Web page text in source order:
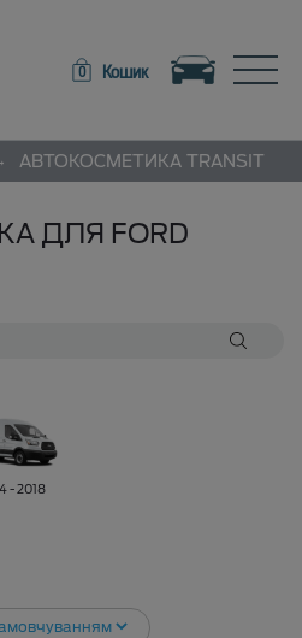
0 Кошик Toggle navigation
АВТОКОСМЕТИКА TRANSIT
ДЛЯ FORD
- 2018